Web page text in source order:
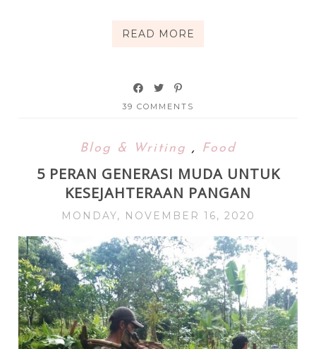
READ MORE
39 COMMENTS
Blog & Writing , Food
5 PERAN GENERASI MUDA UNTUK
KESEJAHTERAAN PANGAN
MONDAY, NOVEMBER 16, 2020